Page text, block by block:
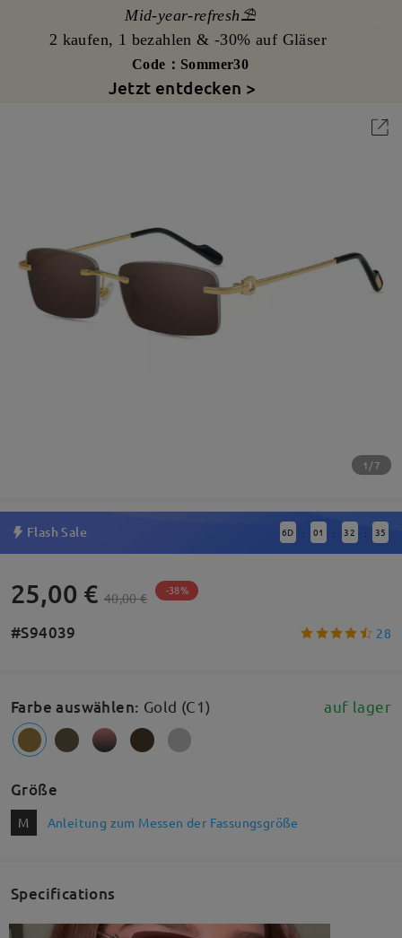
Mid-year-refresh⛱️
2 kaufen, 1 bezahlen & -30% auf Gläser
Code：Sommer30
Jetzt entdecken >
1/7
Flash Sale 6D : 01 : 32 : 34
25,00 € 40,00 € -38%
#S94039 28
Farbe auswählen: Gold (C1) auf lager
Größe
M Anleitung zum Messen der Fassungsgröße
Specifications